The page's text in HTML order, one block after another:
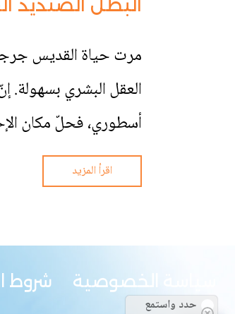
البطل الصنديد
مرت حياة القديس
العقل البشري بسهولة.
أسطوري، فحلّ مكان
اقرأ المزيد
سياسة الخصوصية شروط
حدد واستمع